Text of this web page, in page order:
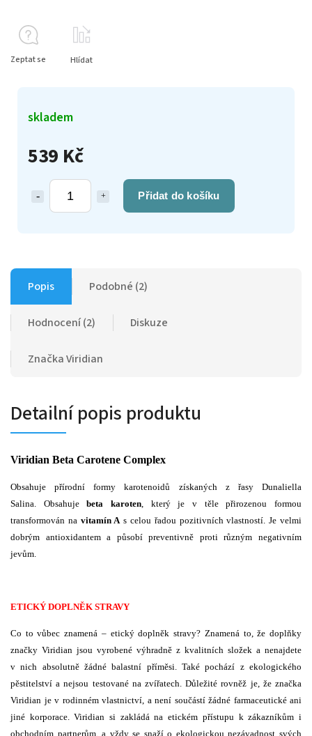
539 Kč
Přidat do košíku
skladem
Zeptat se Hlídat
Popis Podobné (2)
Hodnocení (2) Diskuze
ZnačkaViridian
Detailní popis produktu
Viridian Beta Carotene Complex
Obsahuje přírodní formy karotenoidů získaných z řasy Dunaliella
Salina. Obsahujebeta karoten , který je v těle přirozenou formou
transformován na vitamín A s celou řadou pozitivních vlastností. Je velmi
dobrým antioxidantem a působí preventivně proti různým negativním
jevům.
ETICKÝ DOPLNĚK STRAVY
Co to vůbec znamená – etický doplněk stravy? Znamená to, že doplňky
značky Viridian jsou vyrobené výhradně z kvalitních složek a nenajdete
v nich absolutně žádné balastní příměsi. Také pochází z ekologického
pěstitelství a nejsou testované na zvířatech. Důležité rovněž je, že značka
Viridian je v rodinném vlastnictví, a není součástí žádné farmaceutické ani
jiné korporace. Viridian si zakládá na etickém přístupu k zákazníkům i
obchodním partnerům, a vždy se snaží o ekologickou nezávadnost svých